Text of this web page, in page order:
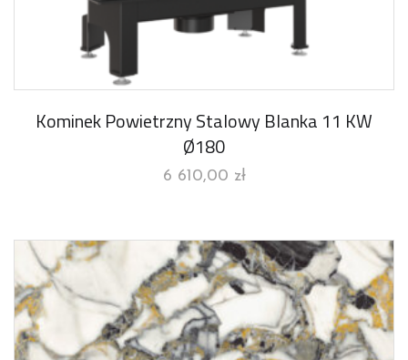
Kominek Powietrzny Stalowy Blanka 11 KW
Ø180
6 610,00 zł